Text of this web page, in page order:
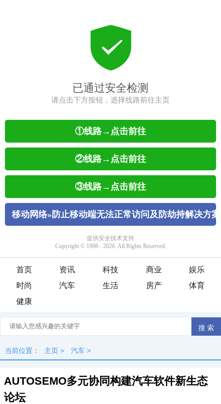
首页 资讯 科技 商业
娱乐
时尚
汽车 生活 房产
体育
健康
当前位置： 主页 > 汽车 >
AUTOSEMO多元协同构建汽车软件新生态
论坛